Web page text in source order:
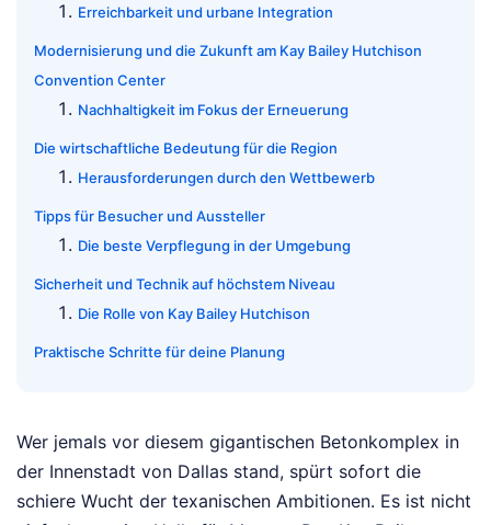
Erreichbarkeit und urbane Integration
Modernisierung und die Zukunft am Kay Bailey Hutchison
Convention Center
Nachhaltigkeit im Fokus der Erneuerung
Die wirtschaftliche Bedeutung für die Region
Herausforderungen durch den Wettbewerb
Tipps für Besucher und Aussteller
Die beste Verpflegung in der Umgebung
Sicherheit und Technik auf höchstem Niveau
Die Rolle von Kay Bailey Hutchison
Praktische Schritte für deine Planung
Wer jemals vor diesem gigantischen Betonkomplex in
der Innenstadt von Dallas stand, spürt sofort die
schiere Wucht der texanischen Ambitionen. Es ist nicht